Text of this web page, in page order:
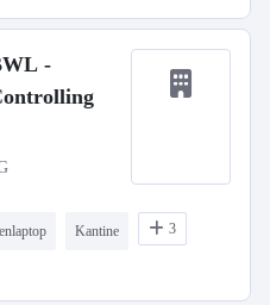
-
Kantine 3